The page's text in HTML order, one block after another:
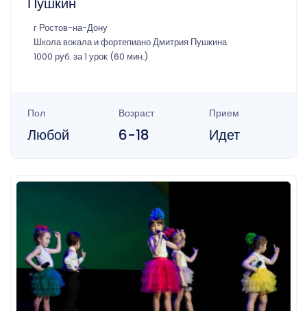
г Ростов-на-Дону
Школа вокала и фортепиано Дмитрия Пушкина
1000 руб. за 1 урок (60 мин.)
Пол
Любой
Возраст
6-18
Прием
Идет